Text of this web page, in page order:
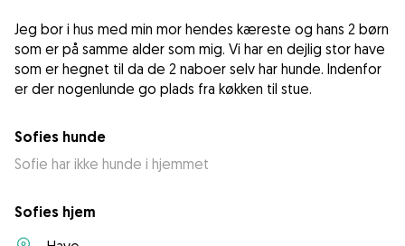
Jeg bor i hus med min mor hendes kæreste og hans 2 børn
som er på samme alder som mig. Vi har en dejlig stor have
som er hegnet til da de 2 naboer selv har hunde. Indenfor
er der nogenlunde go plads fra køkken til stue.
Sofies hunde
Sofie har ikke hunde i hjemmet
Sofies hjem